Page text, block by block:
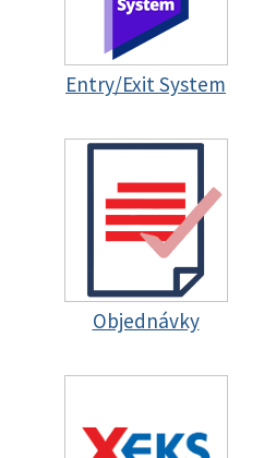
Entry/Exit System
Objednávky